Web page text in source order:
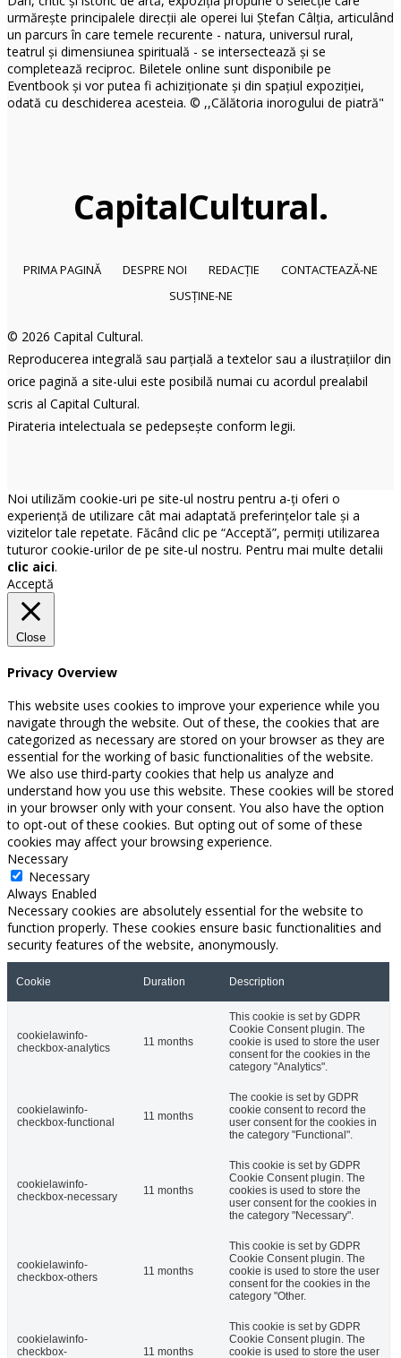
CapitalCultural.
PRIMA PAGINĂ DESPRE NOI REDACȚIE
CONTACTEAZĂ-NE
SUSȚINE-NE
© 2026 Capital Cultural.
Reproducerea integrală sau parțială a textelor sau a ilustrațiilor din
orice pagină a site-ului este posibilă numai cu acordul prealabil
scris al Capital Cultural.
Pirateria intelectuala se pedepsește conform legii.
Noi utilizăm cookie-uri pe site-ul nostru pentru a-ți oferi o
experiență de utilizare cât mai adaptată preferințelor tale și a
vizitelor tale repetate. Făcând clic pe “Acceptă”, permiți utilizarea
tuturor cookie-urilor de pe site-ul nostru. Pentru mai multe detalii
clic aici.
Acceptă
Close
Privacy Overview
This website uses cookies to improve your experience while you
navigate through the website. Out of these, the cookies that are
categorized as necessary are stored on your browser as they are
essential for the working of basic functionalities of the website.
We also use third-party cookies that help us analyze and
understand how you use this website. These cookies will be stored
in your browser only with your consent. You also have the option
to opt-out of these cookies. But opting out of some of these
cookies may affect your browsing experience.
Necessary
Necessary
Always Enabled
Necessary cookies are absolutely essential for the website to
function properly. These cookies ensure basic functionalities and
security features of the website, anonymously.
Cookie Duration Description
cookielawinfo-
checkbox-analytics
11 months
This cookie is set by GDPR
Cookie Consent plugin. The
cookie is used to store the user
consent for the cookies in the
category "Analytics".
cookielawinfo-
checkbox-functional
11 months
The cookie is set by GDPR
cookie consent to record the
user consent for the cookies in
the category "Functional".
cookielawinfo-
checkbox-necessary
11 months
This cookie is set by GDPR
Cookie Consent plugin. The
cookies is used to store the
user consent for the cookies in
the category "Necessary".
cookielawinfo-
checkbox-others
11 months
This cookie is set by GDPR
Cookie Consent plugin. The
cookie is used to store the user
consent for the cookies in the
category "Other.
cookielawinfo-
checkbox-
11 months
This cookie is set by GDPR
Cookie Consent plugin. The
cookie is used to store the user